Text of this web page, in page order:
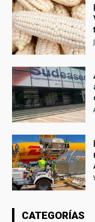
CATEGORÍAS